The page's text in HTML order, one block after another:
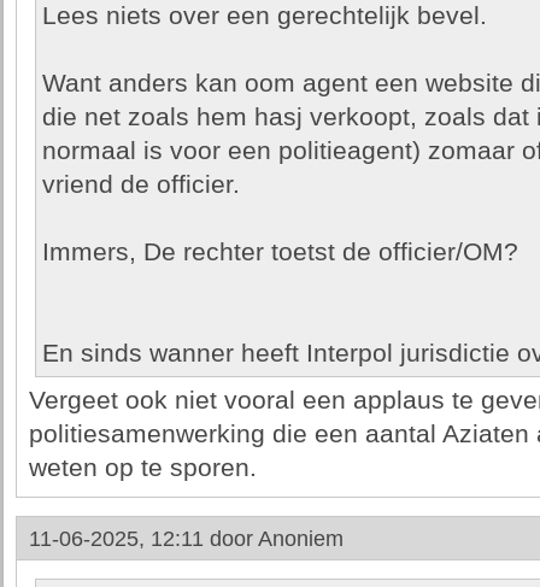
Lees niets over een gerechtelijk bevel.
Want anders kan oom agent een website
die net zoals hem hasj verkoopt, zoals
normaal is voor een politieagent) zomaar
vriend de officier.
Immers, De rechter toetst de officier/OM?
En sinds wanner heeft Interpol jurisdictie
Vergeet ook niet vooral een applaus te
politiesamenwerking die een aantal
weten op te sporen.
11-06-2025, 12:11 door Anoniem